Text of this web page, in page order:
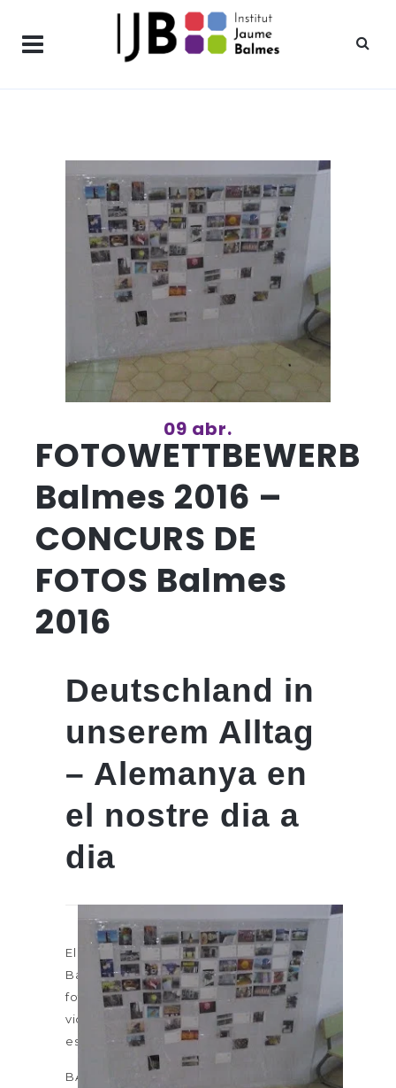
09 abr.
FOTOWETTBEWERB
Balmes 2016 –
CONCURS DE
FOTOS Balmes
2016
Deutschland in
unserem Alltag
– Alemanya en
el nostre dia a
dia
El Seminari d’Alemany de l’Institut Jaume
Balmes convoca el primer concurs de
fotos d’objectes o productes de la nostra
vida quotidiana que siguin alemanys o
estiguin relacionats amb Alemanya.
BASES